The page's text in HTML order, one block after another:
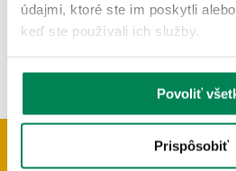
údajmi, ktoré ste im poskytli
keď ste používali ich služby.
Povoliť
Prispôsobiť
PREČO U NÁS